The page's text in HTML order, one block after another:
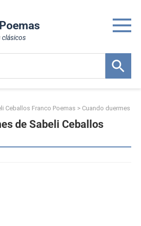
clásicos
Ceballos Franco Poemas > Cuando duermes
de Sabeli Ceballos